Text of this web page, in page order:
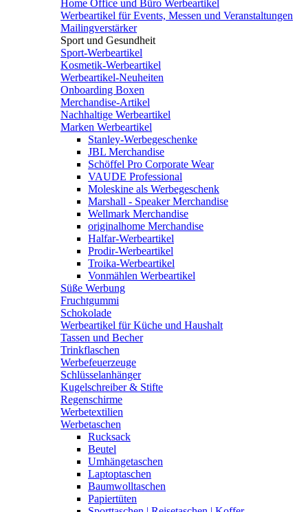
Home Office und Büro Werbeartikel
Werbeartikel für Events, Messen und Veranstaltungen
Mailingverstärker
Sport und Gesundheit
Sport-Werbeartikel
Kosmetik-Werbeartikel
Werbeartikel-Neuheiten
Onboarding Boxen
Merchandise-Artikel
Nachhaltige Werbeartikel
Marken Werbeartikel
Stanley-Werbegeschenke
JBL Merchandise
Schöffel Pro Corporate Wear
VAUDE Professional
Moleskine als Werbegeschenk
Marshall - Speaker Merchandise
Wellmark Merchandise
originalhome Merchandise
Halfar-Werbeartikel
Prodir-Werbeartikel
Troika-Werbeartikel
Vonmählen Werbeartikel
Süße Werbung
Fruchtgummi
Schokolade
Werbeartikel für Küche und Haushalt
Tassen und Becher
Trinkflaschen
Werbefeuerzeuge
Schlüsselanhänger
Kugelschreiber & Stifte
Regenschirme
Werbetextilien
Werbetaschen
Rucksack
Beutel
Umhängetaschen
Laptoptaschen
Baumwolltaschen
Papiertüten